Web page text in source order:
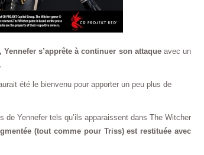
s’apprête à continuer son attaqueavec un
été le bienvenu pour apporter un peu plus de
de Yennefer tels qu’ils apparaissent dans The Witcher
(tout comme pour Triss) est restituée avec